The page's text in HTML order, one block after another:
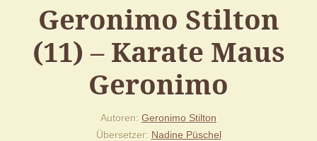
Geronimo Stilton
(11) – Karate Maus
Geronimo
Autoren Geronimo Stilton
Übersetzer Nadine Püschel